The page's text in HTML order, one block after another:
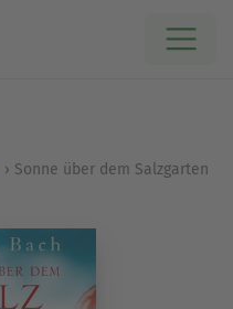
Sonne über dem Salzgarten